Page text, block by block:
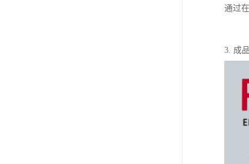
通过
3. 成